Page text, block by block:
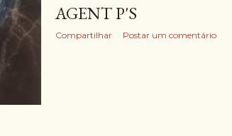
AGENT P'S
Compartilhar Postar um comentário